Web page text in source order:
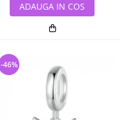
ADAUGA IN COS
-46%